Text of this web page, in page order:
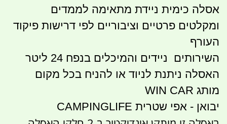
אסלה כימית ניידת מתאימה לממדים
ומקלטים פרטיים וציבוריים לפי דרישות פיקוד
העורף
השירותים ניידים והמיכלים בנפח 24 ליטר
האסלה ניתנת לניוד או להניח בכל מקום
מותג WIN CAR
יבואן - אפי שטרית CAMPINGLIFE